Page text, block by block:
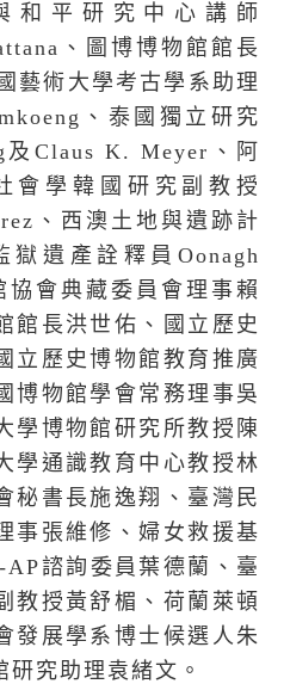
和平研究中心講師
、圖博博物館館長
藝術大學考古學系助理
、泰國獨立研究
及 Claus K. Meyer 、阿
會學韓國研究副教授
、西澳土地與遺跡計
獄遺產詮釋員 Oonagh
協會典藏委員會理事賴
館長洪世佑、國立歷史
立歷史博物館教育推廣
博物館學會常務理事吳
學博物館研究所教授陳
學通識教育中心教授林
秘書長施逸翔、臺灣民
事張維修、婦女救援基
AP諮詢委員葉德蘭、臺
教授黃舒楣、荷蘭萊頓
發展學系博士候選人朱
究助理袁緒文。